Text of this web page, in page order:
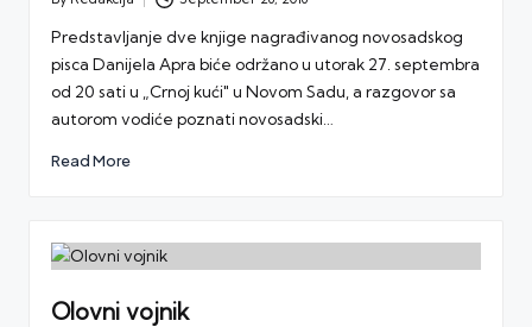
Posted
Predstavljanje dve knjige nagrađivanog novosadskog
pisca Danijela Apra biće održano u utorak 27. septembra
od 20 sati u „Crnoj kući" u Novom Sadu, a razgovor sa
autorom vodiće poznati novosadski…
Read More
Olovni vojnik